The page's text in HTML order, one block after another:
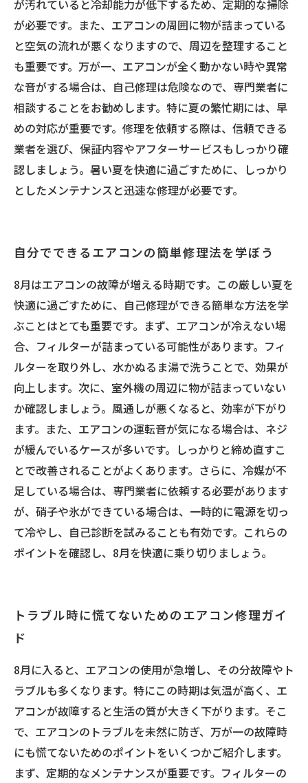
が汚れていると冷却能力が低下するため、定期的な掃除
が必要です。また、エアコンの周囲に物が詰まっている
と空気の流れが悪くなりますので、周辺を整理すること
も重要です。万が一、エアコンが全く動かない時や異常
な音がする場合は、自己修理は危険なので、専門業者に
相談することをお勧めします。特に夏の繁忙期には、早
めの対応が重要です。修理を依頼する際は、信頼できる
業者を選び、保証内容やアフターサービスもしっかり確
認しましょう。暑い夏を快適に過ごすために、しっかり
としたメンテナンスと迅速な修理が必要です。
自分でできるエアコンの簡単修理法を学ぼう
8月はエアコンの故障が増える時期です。この厳しい夏を
快適に過ごすために、自己修理ができる簡単な方法を学
ぶことはとても重要です。まず、エアコンが冷えない場
合、フィルターが詰まっている可能性があります。フィ
ルターを取り外し、水かぬるま湯で洗うことで、効果が
向上します。次に、室外機の周辺に物が詰まっていない
か確認しましょう。風通しが悪くなると、効率が下がり
ます。また、エアコンの運転音が気になる場合は、ネジ
が緩んでいるケースが多いです。しっかりと締め直すこ
とで改善されることがよくあります。さらに、冷媒が不
足している場合は、専門業者に依頼する必要があります
が、硝子や氷ができている場合は、一時的に電源を切っ
て冷やし、自己診断を試みることも有効です。これらの
ポイントを確認し、8月を快適に乗り切りましょう。
トラブル時に慌てないためのエアコン修理ガイ
ド
8月に入ると、エアコンの使用が急増し、その分故障やト
ラブルも多くなります。特にこの時期は気温が高く、エ
アコンが故障すると生活の質が大きく下がります。そこ
で、エアコンのトラブルを未然に防ぎ、万が一の故障時
にも慌てないためのポイントをいくつかご紹介します。
まず、定期的なメンテナンスが重要です。フィルターの